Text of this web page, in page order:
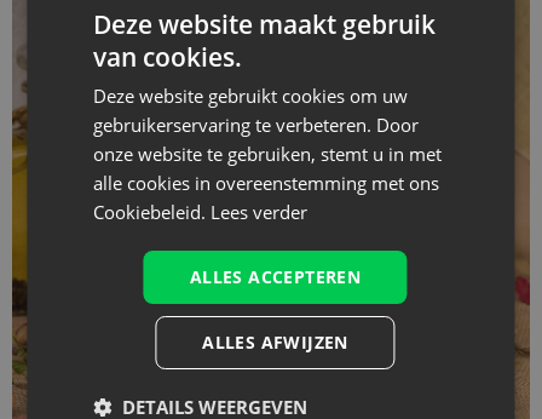
Deze website maakt gebruik
van cookies.
Deze website gebruikt cookies om uw
gebruikerservaring te verbeteren. Door
onze website te gebruiken, stemt u in met
alle cookies in overeenstemming met ons
Cookiebeleid. Lees verder
ALLES ACCEPTEREN
ALLES AFWIJZEN
DETAILS WEERGEVEN